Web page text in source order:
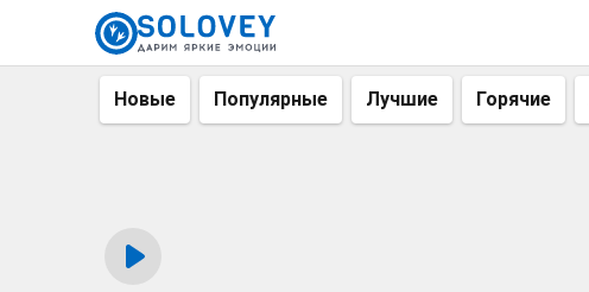
Новые Популярные Лучшие Горячие